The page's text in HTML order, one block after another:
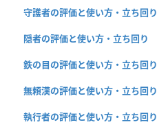
守護者の評価と使い方・立ち回り
隠者の評価と使い方・立ち回り
鉄の目の評価と使い方・立ち回り
無頼漢の評価と使い方・立ち回り
執行者の評価と使い方・立ち回り